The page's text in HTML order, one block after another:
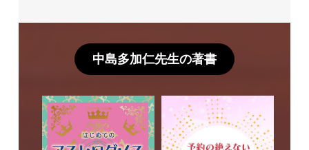
中島多加仁先生の著書